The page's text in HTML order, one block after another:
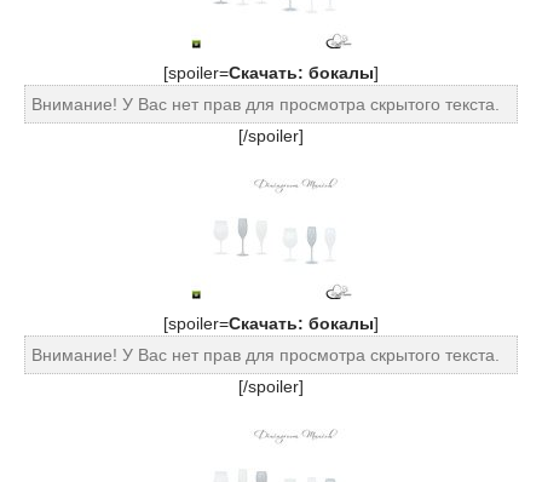
[spoiler=Cкачать: бокалы]
Внимание! У Вас нет прав для просмотра скрытого текста.
[/spoiler]
[spoiler=Cкачать: бокалы]
Внимание! У Вас нет прав для просмотра скрытого текста.
[/spoiler]